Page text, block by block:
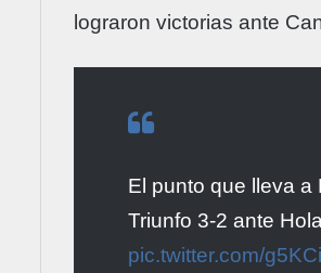
lograron victorias ante
El punto que lleva a
Triunfo 3-2 ante
pic.twitter.com/